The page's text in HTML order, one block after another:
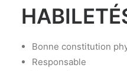
Bonne constitution
Responsable